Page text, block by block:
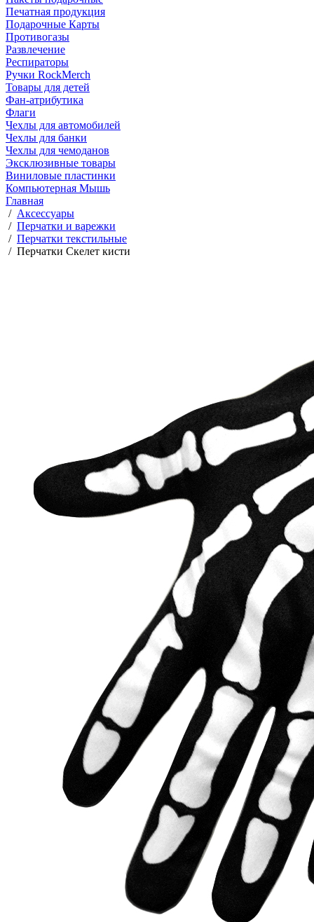
Печатная продукция
Подарочные Карты
Противогазы
Развлечение
Респираторы
Ручки RockMerch
Товары для детей
Фан-атрибутика
Флаги
Чехлы для автомобилей
Чехлы для банки
Чехлы для чемоданов
Эксклюзивные товары
Виниловые пластинки
Компьютерная Мышь
Главная
/ Аксессуары
/ Перчатки и варежки
/ Перчатки текстильные
/ Перчатки Скелет кисти